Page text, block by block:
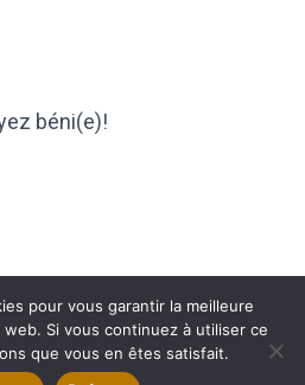
béni(e)!
pour vous garantir la meilleure
Si vous continuez à utiliser ce
que vous en êtes satisfait.